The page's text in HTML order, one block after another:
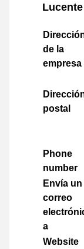
Lucente
de la
empresa
postal
Phone
number
Envía un
correo
a
Website